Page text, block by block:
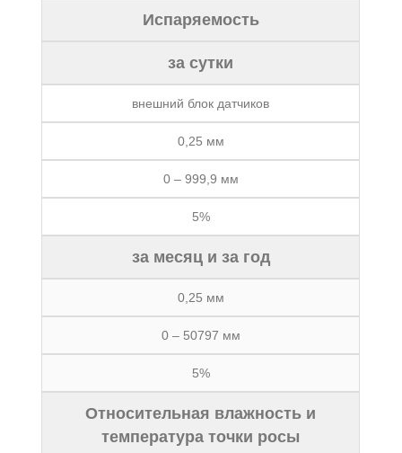
Испаряемость
за сутки
внешний блок датчиков
0,25 мм
0 – 999,9 мм
5%
за месяц и за год
0,25 мм
0 – 50797 мм
5%
Относительная влажность и
температура точки росы